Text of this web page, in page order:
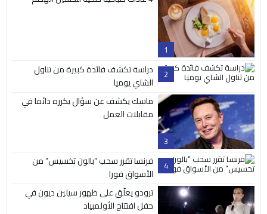
1
2
دراسة تكشف فائدة كبيرة من تناول
الشاي يوميا
3
ماسك يكشف عن سؤال يكرره دائما في
مقابلات العمل
4
فرنسا تقرر سحب “بالون تخسيس” من
الأسواق فورا
ترودو يعلّق على ظهور سيلين ديون في
حفل افتتاح الأولمبياد